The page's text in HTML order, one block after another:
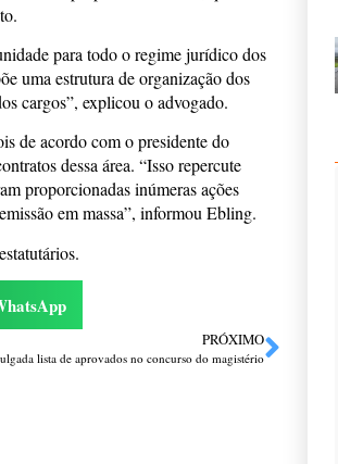
para todo o regime jurídico dos
uma estrutura de organização dos
cargos”, explicou o advogado.
de acordo com o presidente do
dessa área. “Isso repercute
proporcionadas inúmeras ações
em massa”, informou Ebling.
PRÓXIMO
lista de aprovados no concurso do magistério